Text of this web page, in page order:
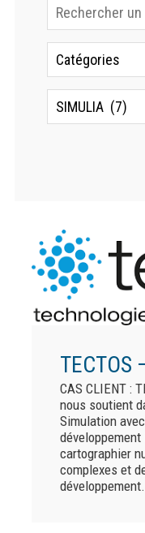
TECTOS
CAS CLIENT :
nous soutient
Simulation
cartographier
complexes et
développement.